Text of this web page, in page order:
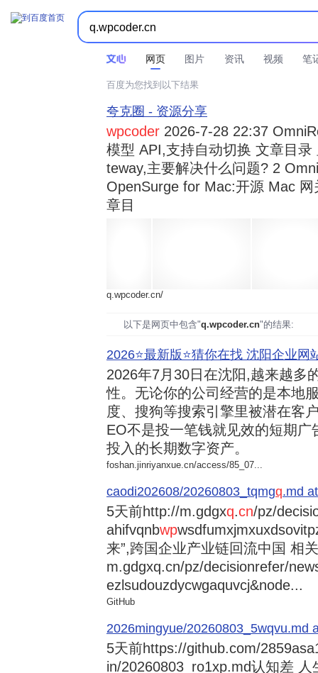
网页 图片 资讯 视频 笔
时间不限  所有网页和文件  站点内检索 
百度为您找到以下结果
夸克圈 - 资源分享
wpcoder 2026-7-28 22:37
模型 API,支持自动切换 文章目
teway,主要解决什么问题? 2
OpenSurge for Mac:开源 Mac
章目
q.wpcoder.cn/
以下是网页中包含"q.wpcoder.cn"的结果:
2026⭐️最新版⭐️猜你在找 沈阳企业网
2026年7月30日在沈阳,越来越多
性。无论你的公司经营的是本地
度、搜狗等搜索引擎里被潜在客
EO不是投一笔钱就见效的短期
投入的长期数字资产。
foshan.jinriyanxue.cn/access/85_07...
caodi202608/20260803_tqmgq.md
5天前http://m.gdgxq.cn/pz/
ahifvqnbwp
来”,跨国企业产业链回流中国 相
m.gdgxq.cn/pz/decisionrefer/
ezlsudouzdycwgaquvcj&node...
GitHub
2026mingyue/20260803_5wqvu.md
5天前https://github.com/
in/20260803_ro1xp.md认知差